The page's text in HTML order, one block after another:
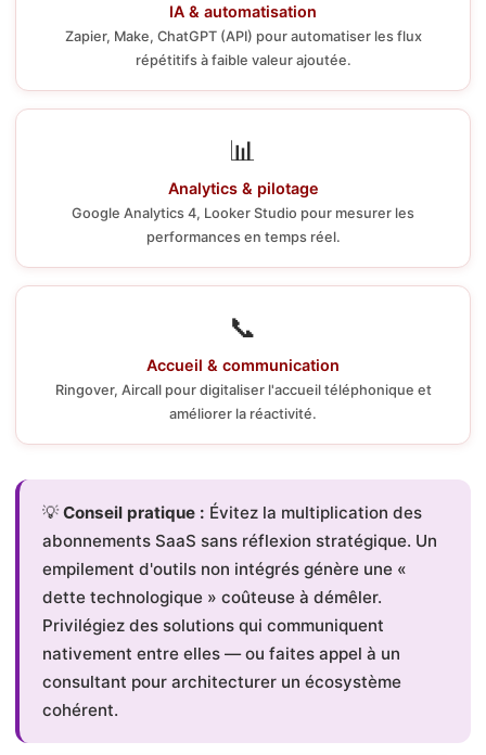
IA & automatisation
Zapier, Make, ChatGPT (API) pour automatiser les flux
répétitifs à faible valeur ajoutée.
📊
Analytics & pilotage
Google Analytics 4, Looker Studio pour mesurer les
performances en temps réel.
📞
Accueil & communication
Ringover, Aircall pour digitaliser l'accueil téléphonique et
améliorer la réactivité.
💡 Conseil pratique : Évitez la multiplication des
abonnements SaaS sans réflexion stratégique. Un
empilement d'outils non intégrés génère une «
dette technologique » coûteuse à démêler.
Privilégiez des solutions qui communiquent
nativement entre elles — ou faites appel à un
consultant pour architecturer un écosystème
cohérent.